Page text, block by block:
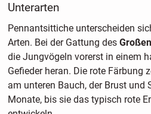
Unterarten
Pennantsittiche unterscheiden
Arten. Bei der Gattung des
die Jungvögeln vorerst in einem
Gefieder heran. Die rote Färbung
am unteren Bauch, der Brust und
Monate, bis sie das typisch rote